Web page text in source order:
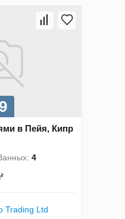
в Пейя, Кипр
4
Trading Ltd